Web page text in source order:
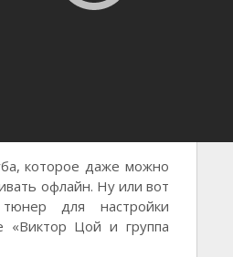
которое даже можно
офлайн. Ну или вот
для настройки
«Виктор Цой и группа